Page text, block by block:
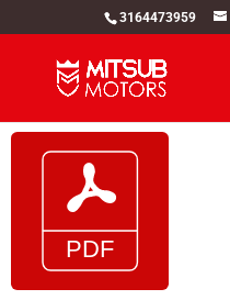
3164473959